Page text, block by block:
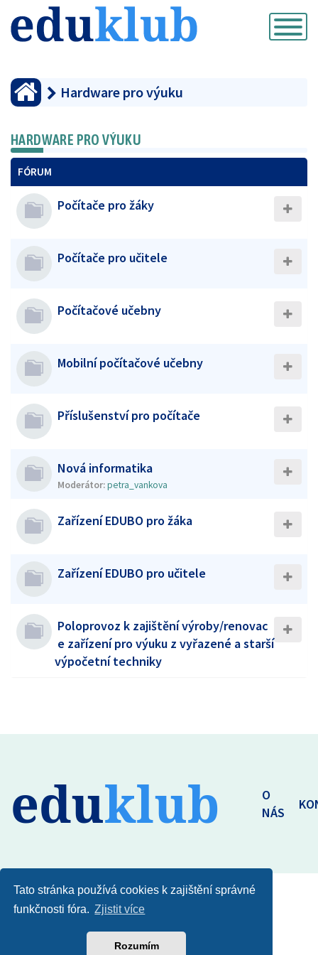
Tato stránka používá cookies k zajištění správné
funkčnosti fóra. Zjistit více
Rozumím
Přepnout
navigaci
Hardware pro výuku
HARDWARE PRO VÝUKU
FÓRUM
Počítače pro žáky
Počítače pro učitele
Počítačové učebny
Mobilní počítačové učebny
Příslušenství pro počítače
Nová informatika
Moderátor:petra_vankova
Zařízení EDUBO pro žáka
Zařízení EDUBO pro učitele
Poloprovoz k zajištění výroby/renovac
e zařízení pro výuku z vyřazené a starší
výpočetní techniky
eduklub
O
NÁS